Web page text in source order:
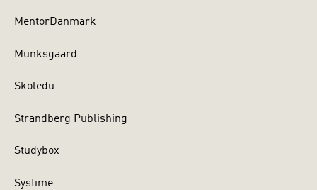
MentorDanmark
Munksgaard
Skoledu
Strandberg Publishing
Studybox
Systime